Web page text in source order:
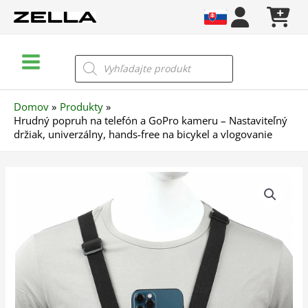
Menu
Products
search
Domov
Produkty
Hrudný popruh na telefón a GoPro kameru – Nastaviteľný
držiak, univerzálny, hands-free na bicykel a vlogovanie
telefón
kameru